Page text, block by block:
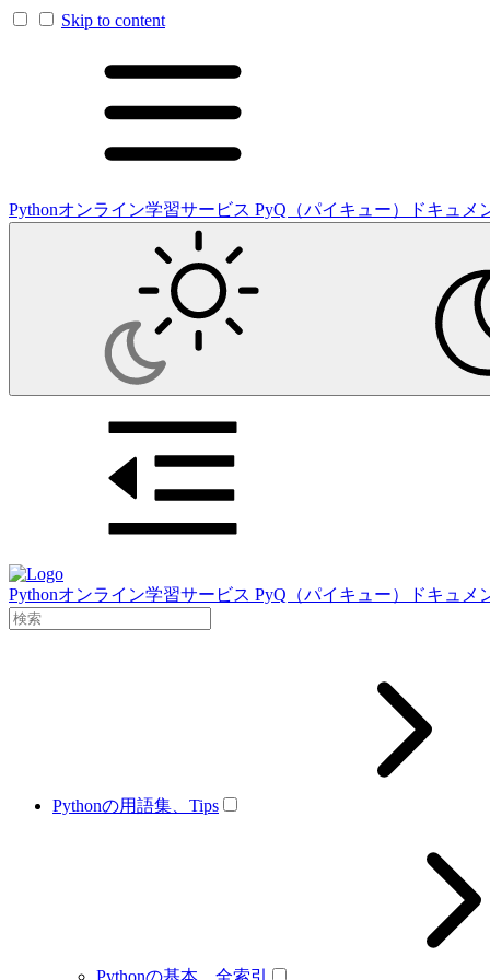
Skip to content
Pythonオンライン学習サービス PyQ（パイキュー）ドキュメ
Pythonオンライン学習サービス PyQ（パイキュー）ドキュメ
Pythonの用語集、Tips
Pythonの基本、全索引